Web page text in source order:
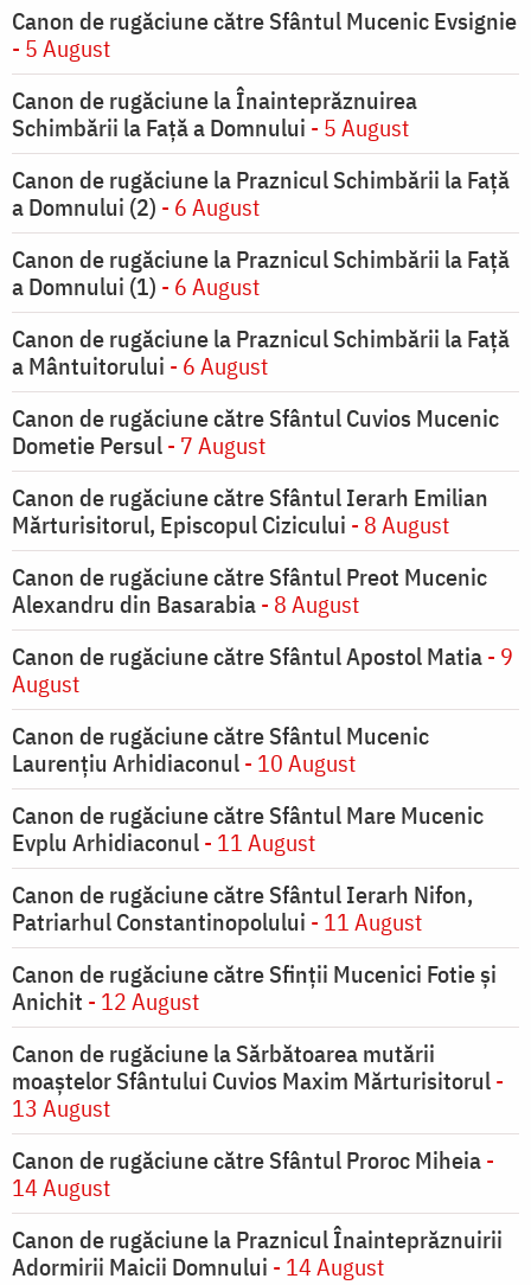
Canon de rugăciune către Sfântul Mucenic Evsignie
- 5 August
Canon de rugăciune la Înainteprăznuirea
Schimbării la Faţă a Domnului - 5 August
Canon de rugăciune la Praznicul Schimbării la Faţă
a Domnului (2) - 6 August
Canon de rugăciune la Praznicul Schimbării la Faţă
a Domnului (1) - 6 August
Canon de rugăciune la Praznicul Schimbării la Față
a Mântuitorului - 6 August
Canon de rugăciune către Sfântul Cuvios Mucenic
Dometie Persul- 7 August
Canon de rugăciune către Sfântul Ierarh Emilian
Mărturisitorul, Episcopul Cizicului - 8 August
Canon de rugăciune către Sfântul Preot Mucenic
Alexandru din Basarabia- 8 August
Canon de rugăciune către Sfântul Apostol Matia- 9
August
Canon de rugăciune către Sfântul Mucenic
Laurențiu Arhidiaconul- 10 August
Canon de rugăciune către Sfântul Mare Mucenic
Evplu Arhidiaconul- 11 August
Canon de rugăciune către Sfântul Ierarh Nifon,
Patriarhul Constantinopolului - 11 August
Canon de rugăciune către Sfinţii Mucenici Fotie şi
Anichit - 12 August
Canon de rugăciune la Sărbătoarea mutării
moaştelor Sfântului Cuvios Maxim Mărturisitorul-
13 August
Canon de rugăciune către Sfântul Proroc Miheia-
14 August
Canon de rugăciune la Praznicul Înainteprăznuirii
Adormirii Maicii Domnului - 14 August